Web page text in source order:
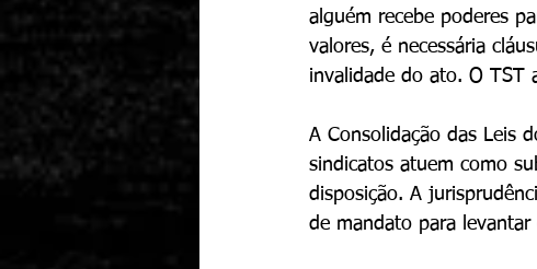
alguém recebe poderes
valores, é necessária
invalidade do ato. O TST
A Consolidação das Leis
sindicatos atuem como
disposição. A
de mandato para